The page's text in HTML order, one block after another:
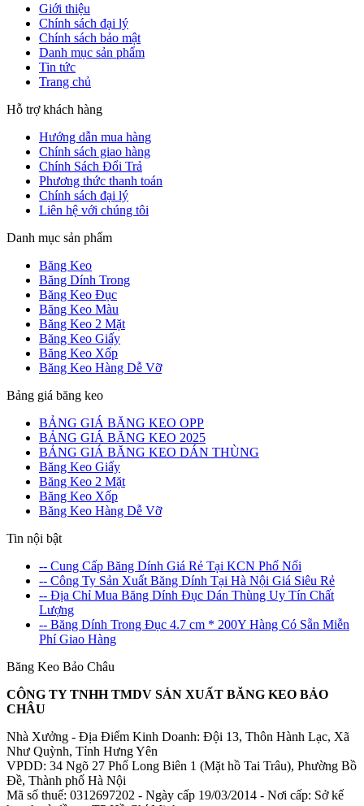
Giới thiệu
Chính sách đại lý
Chính sách bảo mật
Danh mục sản phẩm
Tin tức
Trang chủ
Hỗ trợ khách hàng
Hướng dẫn mua hàng
Chính sách giao hàng
Chính Sách Đổi Trả
Phương thức thanh toán
Chính sách đại lý
Liên hệ với chúng tôi
Danh mục sản phẩm
Băng Keo
Băng Dính Trong
Băng Keo Đục
Băng Keo Màu
Băng Keo 2 Mặt
Băng Keo Giấy
Băng Keo Xốp
Băng Keo Hàng Dễ Vỡ
Bảng giá băng keo
BẢNG GIÁ BĂNG KEO OPP
BẢNG GIÁ BĂNG KEO 2025
BẢNG GIÁ BĂNG KEO DÁN THÙNG
Băng Keo Giấy
Băng Keo 2 Mặt
Băng Keo Xốp
Băng Keo Hàng Dễ Vỡ
Tin nội bật
-- Cung Cấp Băng Dính Giá Rẻ Tại KCN Phố Nối
-- Công Ty Sản Xuất Băng Dính Tại Hà Nội Giá Siêu Rẻ
-- Địa Chỉ Mua Băng Dính Đục Dán Thùng Uy Tín Chất
Lượng
-- Băng Dính Trong Đục 4.7 cm * 200Y Hàng Có Sẵn Miễn
Phí Giao Hàng
Băng Keo Bảo Châu
CÔNG TY TNHH TMDV SẢN XUẤT BĂNG KEO BẢO
CHÂU
Nhà Xưởng - Địa Điểm Kinh Doanh: Đội 13, Thôn Hành Lạc, Xã
Như Quỳnh, Tỉnh Hưng Yên
VPDD: 34 Ngõ 27 Phố Long Biên 1 (Mặt hồ Tai Trâu), Phường Bồ
Đề, Thành phố Hà Nội
Mã số thuế: 0312697202 - Ngày cấp 19/03/2014 - Nơi cấp: Sở kế